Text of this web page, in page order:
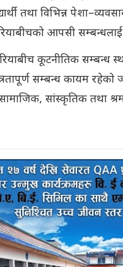
तथा विभिन्न
आपसी
कूटनीतिक सम्बन्ध
सम्बन्ध कायम रहेको
सांस्कृतिक तथा श्रम